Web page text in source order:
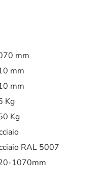
mm
mm
mm
Kg
Kg
RAL 5007
1070mm